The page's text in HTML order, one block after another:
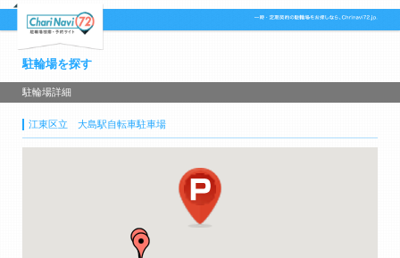
駐輪場を探す
駐輪場詳細
江東区立 大島駅自転車駐車場